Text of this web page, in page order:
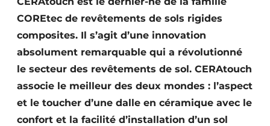
Podcasts
Privacy / Cookie statement
S’inscrire à l’événement
S’inscrire
Termes et conditions
COREtec de revêtements de sols rigides
composites. Il s’agit d’une innovation
absolument remarquable qui a révolutionné
le secteur des revêtements de sol. CERAtouch
associe le meilleur des deux mondes : l’aspect
et le toucher d’une dalle en céramique avec le
confort et la facilité d’installation d’un sol